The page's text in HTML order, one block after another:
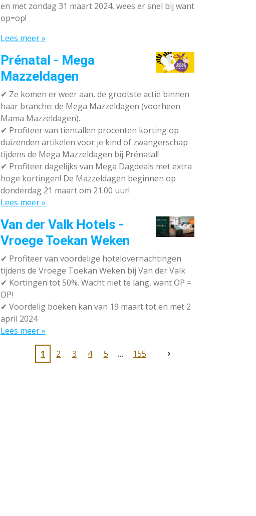
en met zondag 31 maart 2024, wees er snel bij want
op=op!
Lees meer »
Prénatal - Mega
Mazzeldagen
✔ Ze komen er weer aan, de grootste actie binnen
haar branche: de Mega Mazzeldagen (voorheen
Mama Mazzeldagen).
✔ Profiteer van tientallen procenten korting op
duizenden artikelen voor je kind of zwangerschap
tijdens de Mega Mazzeldagen bij Prénatal!
✔ Profiteer dagelijks van Mega Dagdeals met extra
hoge kortingen! De Mazzeldagen beginnen op
donderdag 21 maart om 21.00 uur!
Lees meer »
Van der Valk Hotels -
Vroege Toekan Weken
✔ Profiteer van voordelige hotelovernachtingen
tijdens de Vroege Toekan Weken bij Van der Valk
✔ Kortingen tot 50%. Wacht niet te lang, want OP =
OP!
✔ Voordelig boeken kan van 19 maart tot en met 2
april 2024
Lees meer »
1 2 3 4 5 155